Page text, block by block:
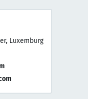
Luxemburg